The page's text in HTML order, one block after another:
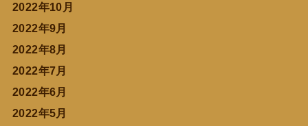
2022年10月
2022年9月
2022年8月
2022年7月
2022年6月
2022年5月